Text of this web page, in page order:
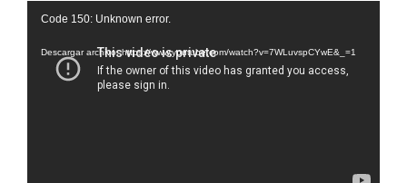
Reproductor
vídeo
Code 150: Unknown error.
Descargar archivo: https://www.youtube.com/watch?v=7WLuvspCYwE&_=1